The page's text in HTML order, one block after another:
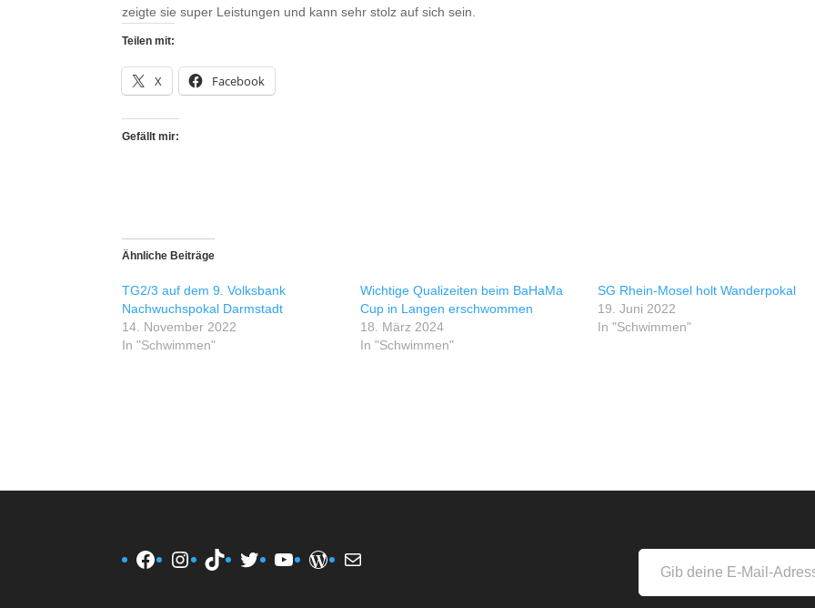
zeigte sie super Leistungen und kann sehr stolz auf sich sein.
Teilen mit:
X Facebook
Gefällt mir:
Ähnliche Beiträge
TG2/3 auf dem 9. Volksbank
Nachwuchspokal Darmstadt
14. November 2022
In "Schwimmen"
Wichtige Qualizeiten beim BaHaMa
Cup in Langen erschwommen
18. März 2024
In "Schwimmen"
SG Rhein-Mosel holt Wanderpokal
19. Juni 2022
In "Schwimmen"
Facebook
Instagram
TikTokTwitterYouTube
WordPress
E-Mail
deine
E-